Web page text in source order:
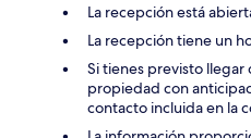
La recepción está
La recepción tiene un
Si tienes previsto llegar
propiedad con
contacto incluida en la